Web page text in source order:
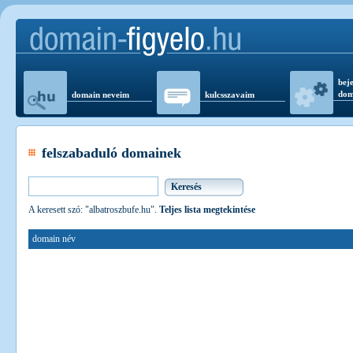
domain neveim kulcsszavaim
felszabaduló domainek
A keresett szó: "albatroszbufe.hu". Teljes lista megtekintése
domain név